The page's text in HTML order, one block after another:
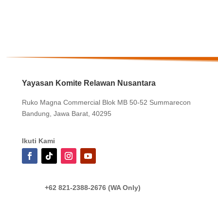
Yayasan Komite Relawan Nusantara
Ruko Magna Commercial Blok MB 50-52 Summarecon
Bandung, Jawa Barat, 40295
Ikuti Kami
+62 821-2388-2676 (WA Only)